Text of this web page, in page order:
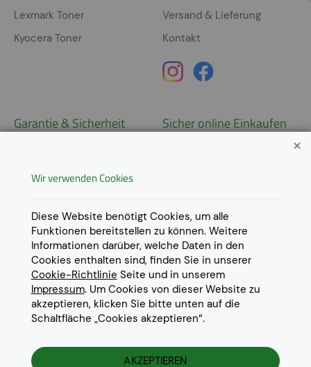
Lexmark Toner
Kyocera Toner
Versand & Lieferung
Kontakt
Garantie & Sicherheit
Datenschutz
Impressum
Cookie Einstellungen
Sicher online Einkaufen
Lieferungen in weitere Länder
gerne aufAnfrage
Die aufgeführten Markennamen und Warenzeichen dienen
ausschliesslich zur Beschreibung unserer Produkte und sind
Wir verwenden Cookies
Diese Website benötigt Cookies, um alle
Funktionen bereitstellen zu können. Weitere
Informationen darüber, welche Daten in den
Cookies enthalten sind, finden Sie in unserer
Cookie-Richtlinie Seite und in unserem
Impressum. Um Cookies von dieser Website zu
akzeptieren, klicken Sie bitte unten auf die
Schaltfläche „Cookies akzeptieren“.
AKZEPTIEREN